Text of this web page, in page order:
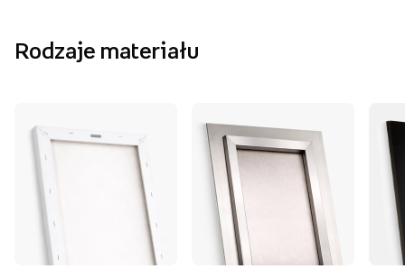
Rodzaje materiału